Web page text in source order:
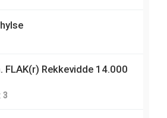
FLAK(r) Rekkevidde 14.000
3